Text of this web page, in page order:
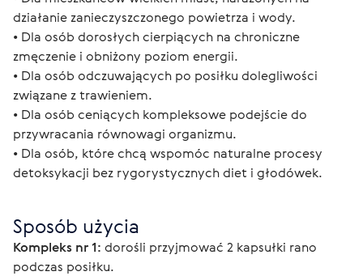
działanie zanieczyszczonego powietrza i wody.
• Dla osób dorosłych cierpiących na chroniczne
zmęczenie i obniżony poziom energii.
• Dla osób odczuwających po posiłku dolegliwości
związane z trawieniem.
• Dla osób ceniących kompleksowe podejście do
przywracania równowagi organizmu.
• Dla osób, które chcą wspomóc naturalne procesy
detoksykacji bez rygorystycznych diet i głodówek.
Sposób użycia
Kompleks nr 1: dorośli przyjmować 2 kapsułki rano
podczas posiłku.